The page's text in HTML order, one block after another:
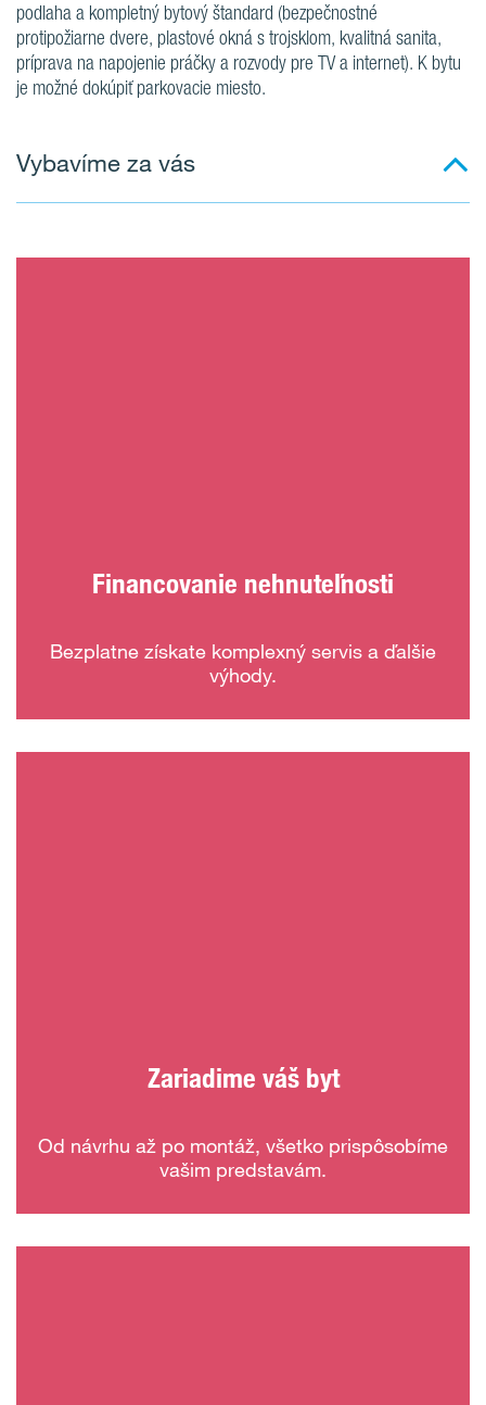
podlaha a kompletný bytový štandard (bezpečnostné
protipožiarne dvere, plastové okná s trojsklom, kvalitná sanita,
príprava na napojenie práčky a rozvody pre TV a internet). K bytu
je možné dokúpiť parkovacie miesto.
Vybavíme za vás
Financovanie nehnuteľnosti
Bezplatne získate komplexný servis a ďalšie
výhody.
Zariadime váš byt
Od návrhu až po montáž, všetko prispôsobíme
vašim predstavám.